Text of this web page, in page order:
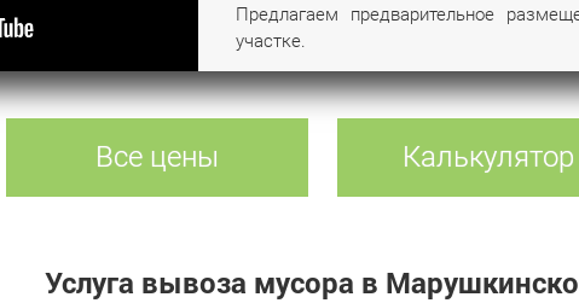
Предлагаем предварительное
участке.
Все цены Калькулятор
Услуга вывоза мусора в